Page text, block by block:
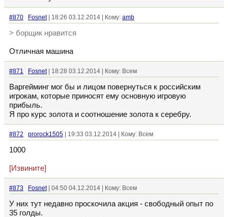
#870 Fosnet| 18:26 03.12.2014 | Кому: amb
> борщик нравится
Отличная машина
#871 Fosnet| 18:28 03.12.2014 | Кому: Всем
Варгейминг мог бы и лицом повернуться к российским
игрокам, которые приносят ему основную игровую
прибыль.
Я про курс золота и соотношение золота к серебру.
#872 prorock1505 | 19:33 03.12.2014 | Кому: Всем
1000
[Извините]
#873 Fosnet| 04:50 04.12.2014 | Кому: Всем
У них тут недавно проскочила акция - свободный опыт по
35 голды.